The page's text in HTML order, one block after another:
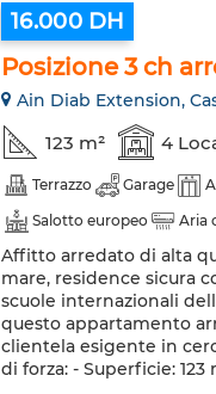
16.000 DH
Posizione 3 ch
Ain Diab Extension,
123 m² 4
Terrazzo Garage
Salotto europeo
Aria
Forno
TV
Affitto arredato di alta
mare, residence sicura
scuole internazionali
questo appartamento
clientela esigente in
di forza: - Superficie: 123